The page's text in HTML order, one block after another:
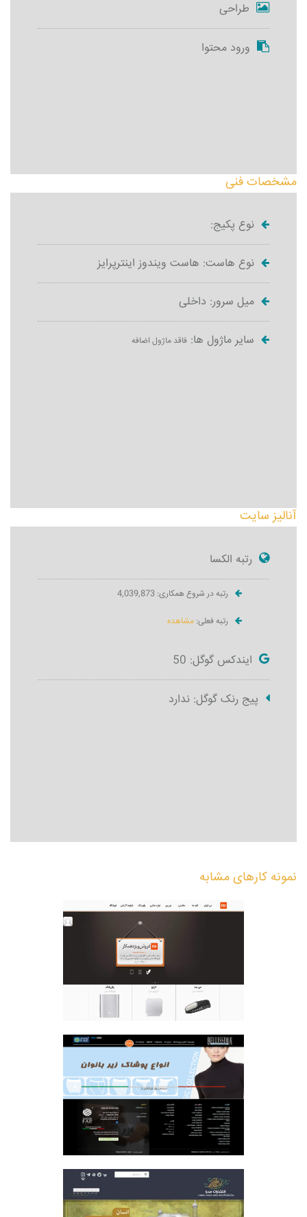
طراحی
ورود محتوا
مشخصات فنی
نوع پکیج:
نوع هاست: هاست ویندوز اینترپرایز
میل سرور: داخلی
سایر ماژول ها: فاقد ماژول اضافه
آنالیز سایت
رتبه الکسا
رتبه در شروع همکاری: 4,039,873
رتبه فعلی: مشاهده
ایندکس گوگل: 50
پیج رنک گوگل: ندارد
نمونه کارهای مشابه